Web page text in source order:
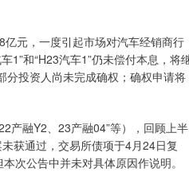
元，一度引起市场对汽车经销商行
1”和“H23汽车1”仍未偿付本息，将
分投资人尚未完成确权；确权申请将
产融Y2、23产融04”等），回顾上半
获通过，交易所债项于4月24日复
次公告中并未对具体原因作说明。